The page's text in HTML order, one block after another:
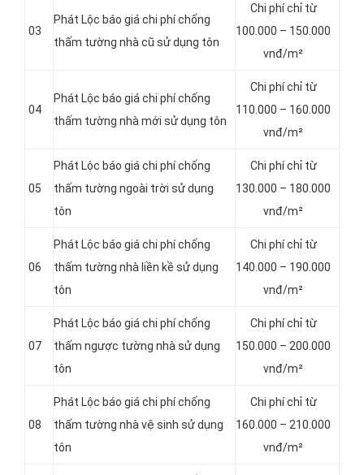
03
Phát Lộc báo giá chi phí chống
thấm tường nhà cũ sử dụng tôn
Chi phí chỉ từ
100.000 – 150.000
vnđ/m²
04
Phát Lộc báo giá chi phí chống
thấm tường nhà mới sử dụng tôn
Chi phí chỉ từ
110.000 – 160.000
vnđ/m²
05
Phát Lộc báo giá chi phí chống
thấm tường ngoài trời sử dụng
tôn
Chi phí chỉ từ
130.000 – 180.000
vnđ/m²
06
Phát Lộc báo giá chi phí chống
thấm tường nhà liền kề sử dụng
tôn
Chi phí chỉ từ
140.000 – 190.000
vnđ/m²
07
Phát Lộc báo giá chi phí chống
thấm ngược tường nhà sử dụng
tôn
Chi phí chỉ từ
150.000 – 200.000
vnđ/m²
08
Phát Lộc báo giá chi phí chống
thấm tường nhà vệ sinh sử dụng
tôn
Chi phí chỉ từ
160.000 – 210.000
vnđ/m²